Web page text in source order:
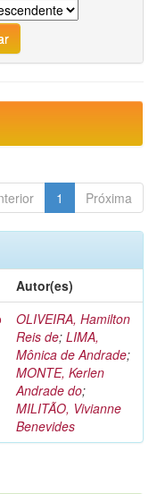
1 Próxima
Autor(es)
OLIVEIRA, Hamilton
Reis de; LIMA,
Mônica de Andrade;
MONTE, Kerlen
Andrade do;
MILITÃO, Vivianne
Benevides